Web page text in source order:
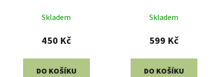
Skladem
450 Kč
DO KOŠÍKU
Skladem
599 Kč
DO KOŠÍKU